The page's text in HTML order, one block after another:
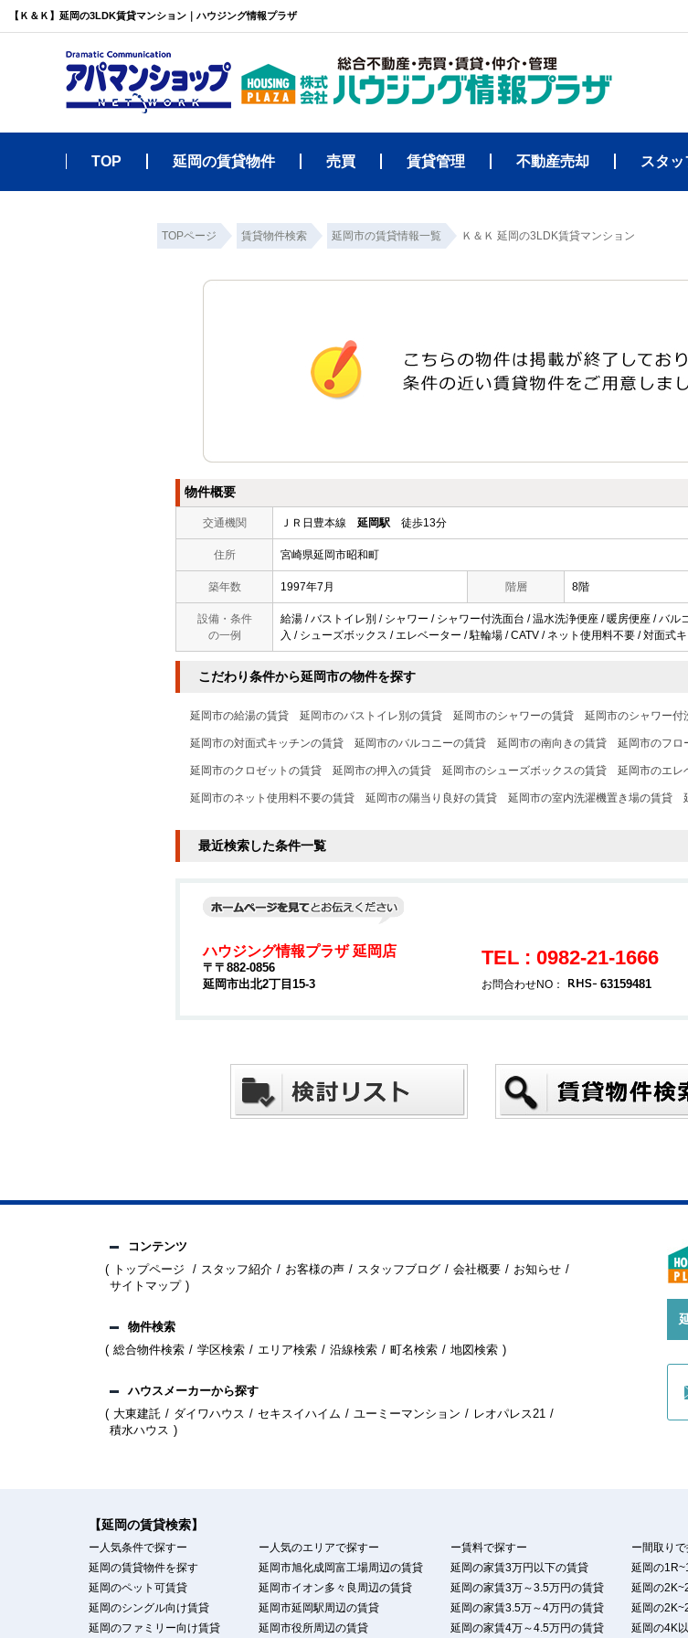
【Ｋ＆Ｋ】延岡の3LDK賃貸マンション｜ハウジング情報プラザ
TOP 延岡の賃貸物件 売買 賃貸管理 不動産売却 スタ
TOPページ 賃貸物件検索 延岡市の賃貸情報一覧 Ｋ＆Ｋ 延岡の3LDK賃貸マンション
物件概要
交通機関 ＪＲ日豊本線 延岡駅 徒歩13分
住所 宮崎県延岡市昭和町
築年数 1997年7月 階層 8階
設備・条件
の一例
給湯 / バストイレ別 / シャワー / シャワー付洗面台 / 温水洗浄便座 / 暖房便座 / バ
入 / シューズボックス / エレベーター / 駐輪場 / CATV / ネット使用料不要 / 対面式
こだわり条件から延岡市の物件を探す
延岡市の給湯の賃貸 延岡市のバストイレ別の賃貸 延岡市のシャワーの賃貸 延岡市のシャワー付
延岡市の対面式キッチンの賃貸 延岡市のバルコニーの賃貸 延岡市の南向きの賃貸 延岡市のフロ
延岡市のクロゼットの賃貸 延岡市の押入の賃貸 延岡市のシューズボックスの賃貸 延岡市のエレ
延岡市のネット使用料不要の賃貸 延岡市の陽当り良好の賃貸 延岡市の室内洗濯機置き場の賃貸
最近検索した条件一覧
ハウジング情報プラザ 延岡店
〒〒882-0856
延岡市出北2丁目15-3
TEL : 0982-21-1666
お問合わせNO： 63159481
コンテンツ
トップページ
スタッフ紹介 お客様の声 スタッフブログ 会社概要
お知らせ
サイトマップ
物件検索
総合物件検索
学区検索 エリア検索 沿線検索 町名検索 地図検索
ハウスメーカーから探す
大東建託
ダイワハウス セキスイハイム ユーミーマンション
レオパレス21
積水ハウス
【延岡の賃貸検索】
ー人気条件で探すー
延岡の賃貸物件を探す
延岡のペット可賃貸
延岡のシングル向け賃貸
延岡のファミリー向け賃貸
ー人気のエリアで探すー
延岡市旭化成岡富工場周辺の賃貸
延岡市イオン多々良周辺の賃貸
延岡市延岡駅周辺の賃貸
延岡市役所周辺の賃貸
ー賃料で探すー
延岡の家賃3万円以下の賃貸
延岡の家賃3万～3.5万円の賃貸
延岡の家賃3.5万～4万円の賃貸
延岡の家賃4万～4.5万円の賃貸
ー間取り
延岡の
延岡の
延岡の
延岡の4K